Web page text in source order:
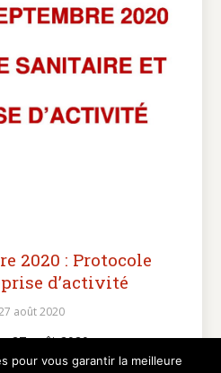
2020 : Protocole
d’activité
août 2020
27 août 2020
pour vous garantir la meilleure